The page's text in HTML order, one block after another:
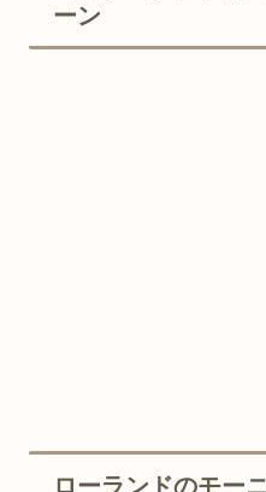
ーン
ローランドのモー